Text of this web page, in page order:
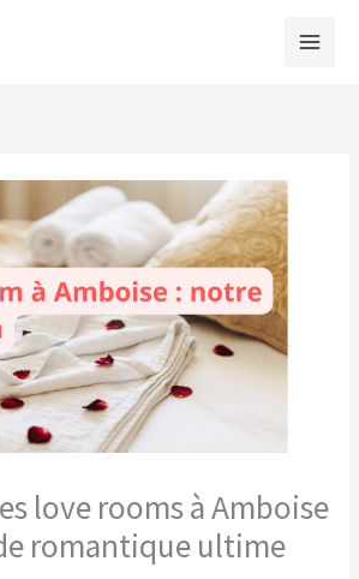
love rooms à Amboise
romantique ultime